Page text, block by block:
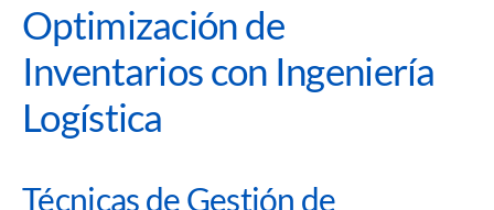
Optimización de
Inventarios con Ingeniería
Logística
Técnicas de Gestión de